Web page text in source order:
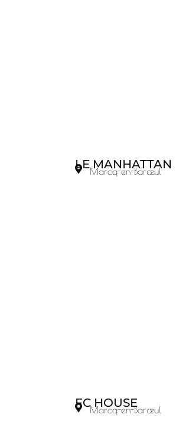
LE MANHATTAN
Marcq-en-Barœul
FC HOUSE
Marcq-en-Barœul